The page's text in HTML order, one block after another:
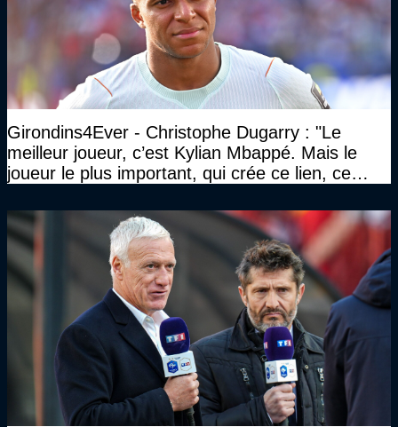
Girondins4Ever - Christophe Dugarry : "Le
meilleur joueur, c’est Kylian Mbappé. Mais le
joueur le plus important, qui crée ce lien, ce
c’est Michael Olise"